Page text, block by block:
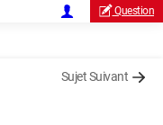
Question
Sujet Suivant